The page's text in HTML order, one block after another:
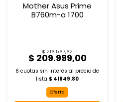
Mother Asus Prime
B760m-a 1700
$ 216.567,62
$ 209.999,00
6 cuotas sin interés al precio de
lista$ 41649.80
Oferta